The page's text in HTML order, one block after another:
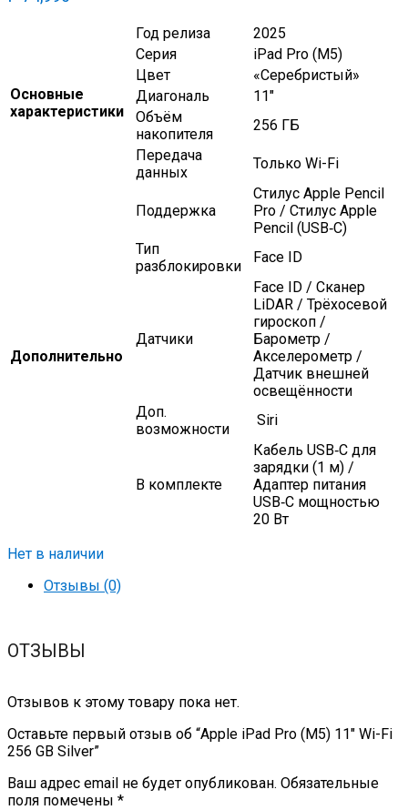
Основные
характеристики
Год релиза
2025
Серия
iPad Pro (M5)
Цвет
«Серебристый»
Диагональ
11″
Объём
накопителя
256 ГБ
Передача
данных
Только Wi-Fi
Дополнительно
Поддержка
Стилус Apple Pencil
Pro / Стилус Apple
Pencil (USB‑C)
Тип
разблокировки
Face ID
Датчики
Face ID / Сканер
LiDAR / Трёхосевой
гироскоп /
Барометр /
Акселерометр /
Датчик внешней
освещённости
Доп.
возможности
Siri
В комплекте
Кабель USB‑C для
зарядки (1 м) /
Адаптер питания
USB‑C мощностью
20 Вт
Нет в наличии
Отзывы (0)
ОТЗЫВЫ
Отзывов к этому товару пока нет.
Оставьте первый отзыв об “Apple iPad Pro (M5) 11″ Wi-Fi
256 GB Silver”
Ваш адрес email не будет опубликован. Обязательные
поля помечены *